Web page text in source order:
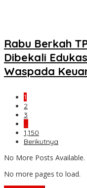
Rabu Berkah
Dibekali
Waspada
1
2
3
…
1,150
Berikutnya
No More Posts Available.
No more pages to load.